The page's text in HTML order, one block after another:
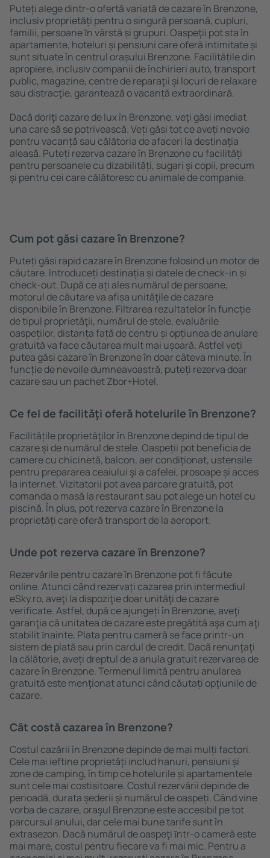
Puteți alege dintr-o ofertă variată de cazare în Brenzone,
inclusiv proprietăți pentru o singură persoană, cupluri,
familii, persoane ȋn vârstă și grupuri. Oaspeţii pot sta în
apartamente, hoteluri și pensiuni care oferă intimitate și
sunt situate în centrul orașului Brenzone. Facilitățile din
apropiere, inclusiv companii de închirieri auto, transport
public, magazine, centre de reparaţii și locuri de relaxare
sau distracţie, garantează o vacanță extraordinară.
Dacă doriţi cazare de lux în Brenzone, veţi găsi imediat
una care să se potrivească. Veți găsi tot ce aveți nevoie
pentru vacanță sau călătoria de afaceri la destinația
aleasă. Puteți rezerva cazare în Brenzone cu facilități
pentru persoanele cu dizabilități, sugari și copii, precum
și pentru cei care călătoresc cu animale de companie.
Cum pot găsi cazare în Brenzone?
Puteți găsi rapid cazare în Brenzone folosind un motor de
căutare. Introduceți destinația și datele de check-in și
check-out. După ce ați ales numărul de persoane,
motorul de căutare va afișa unităţile de cazare
disponibile în Brenzone. Filtrarea rezultatelor în funcție
de tipul proprietăţii, numărul de stele, evaluările
oaspeților, distanța față de centru și opțiunea de anulare
gratuită va face căutarea mult mai ușoară. Astfel veți
putea găsi cazare în Brenzone în doar câteva minute. În
funcție de nevoile dumneavoastră, puteți rezerva doar
cazare sau un pachet Zbor+Hotel.
Ce fel de facilităţi oferă hotelurile în Brenzone?
Facilitățile proprietăţilor în Brenzone depind de tipul de
cazare și de numărul de stele. Oaspeții pot beneficia de
camere cu chicinetă, balcon, aer condiționat, ustensile
pentru prepararea ceaiului şi a cafelei, prosoape și acces
la internet. Vizitatorii pot avea parcare gratuită, pot
comanda o masă la restaurant sau pot alege un hotel cu
piscină. În plus, pot rezerva cazare în Brenzone la
proprietăți care oferă transport de la aeroport.
Unde pot rezerva cazare în Brenzone?
Rezervările pentru cazare în Brenzone pot fi făcute
online. Atunci când rezervați cazarea prin intermediul
eSky.ro, aveţi la dispoziţie doar unităţi de cazare
verificate. Astfel, după ce ajungeți în Brenzone, aveţi
garanţia că unitatea de cazare este pregătită aşa cum aţi
stabilit ȋnainte. Plata pentru cameră se face printr-un
sistem de plată sau prin cardul de credit. Dacă renunţaţi
la călătorie, aveți dreptul de a anula gratuit rezervarea de
cazare în Brenzone. Termenul limită pentru anularea
gratuită este menţionat atunci când căutați opţiunile de
cazare.
Cât costă cazarea în Brenzone?
Costul cazării în Brenzone depinde de mai mulți factori.
Cele mai ieftine proprietăți includ hanuri, pensiuni și
zone de camping, în timp ce hotelurile și apartamentele
sunt cele mai costisitoare. Costul rezervării depinde de
perioadă, durata șederii și numărul de oaspeți. Când vine
vorba de cazare, oraşul Brenzone este accesibil pe tot
parcursul anului, dar cele mai bune tarife sunt în
extrasezon. Dacă numărul de oaspeţi ȋntr-o cameră este
mai mare, costul pentru fiecare va fi mai mic. Pentru a